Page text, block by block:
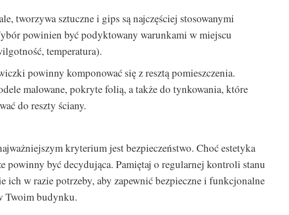
tworzywa sztuczne i gips są najczęściej stosowanymi
powinien być podyktowany warunkami w miejscu
temperatura).
powinny komponować się z resztą pomieszczenia.
malowane, pokryte folią, a także do tynkowania, które
do reszty ściany.
kryterium jest bezpieczeństwo. Choć estetyka
powinny być decydująca. Pamiętaj o regularnej kontroli stanu
ich w razie potrzeby, aby zapewnić bezpieczne i funkcjonalne
Twoim budynku.